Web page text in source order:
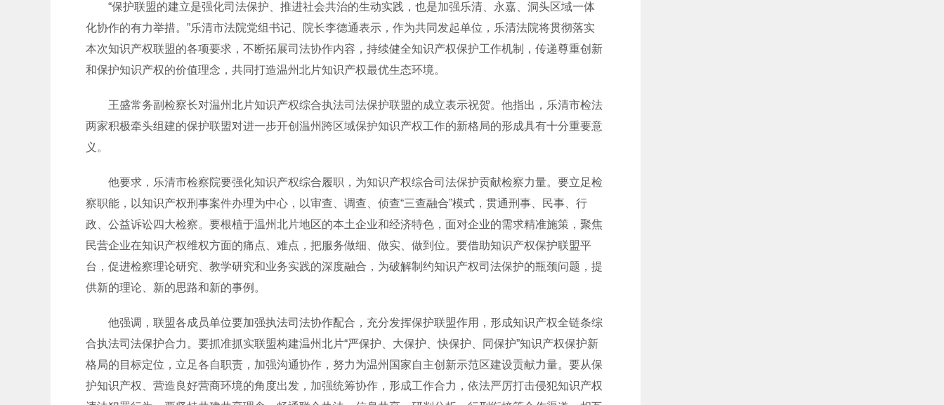
“保护联盟的建立是强化司法保护、推进社会共治的生动实践，也是加强乐清、永嘉、洞头区域一体
化协作的有力举措。”乐清市法院党组书记、院长李德通表示，作为共同发起单位，乐清法院将贯彻落实
本次知识产权联盟的各项要求，不断拓展司法协作内容，持续健全知识产权保护工作机制，传递尊重创新
和保护知识产权的价值理念，共同打造温州北片知识产权最优生态环境。
王盛常务副检察长对温州北片知识产权综合执法司法保护联盟的成立表示祝贺。他指出，乐清市检法
两家积极牵头组建的保护联盟对进一步开创温州跨区域保护知识产权工作的新格局的形成具有十分重要意
义。
他要求，乐清市检察院要强化知识产权综合履职，为知识产权综合司法保护贡献检察力量。要立足检
察职能，以知识产权刑事案件办理为中心，以审查、调查、侦查“三查融合”模式，贯通刑事、民事、行
政、公益诉讼四大检察。要根植于温州北片地区的本土企业和经济特色，面对企业的需求精准施策，聚焦
民营企业在知识产权维权方面的痛点、难点，把服务做细、做实、做到位。要借助知识产权保护联盟平
台，促进检察理论研究、教学研究和业务实践的深度融合，为破解制约知识产权司法保护的瓶颈问题，提
供新的理论、新的思路和新的事例。
他强调，联盟各成员单位要加强执法司法协作配合，充分发挥保护联盟作用，形成知识产权全链条综
合执法司法保护合力。要抓准抓实联盟构建温州北片“严保护、大保护、快保护、同保护”知识产权保护新
格局的目标定位，立足各自职责，加强沟通协作，努力为温州国家自主创新示范区建设贡献力量。要从保
护知识产权、营造良好营商环境的角度出发，加强统筹协作，形成工作合力，依法严厉打击侵犯知识产权